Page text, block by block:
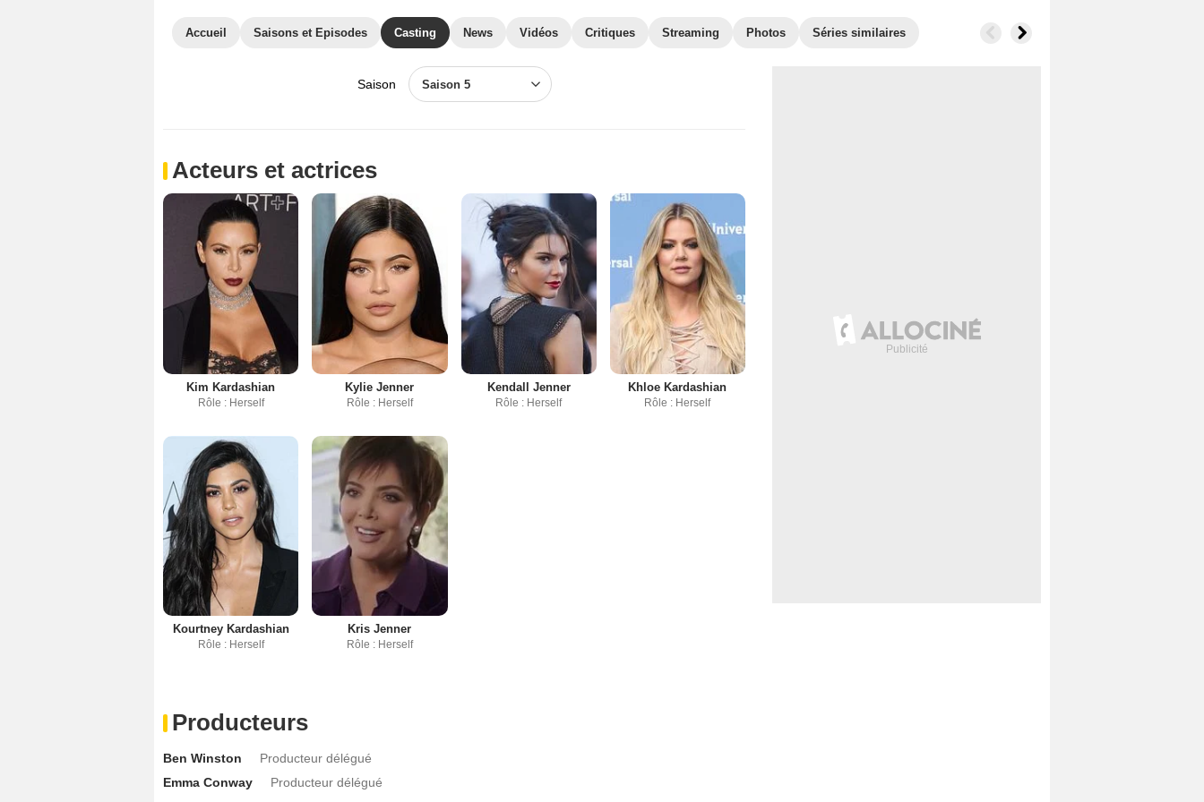
Accueil Saisons et Episodes Casting News Vidéos Critiques Streaming Photos Séries similaires
Saison Saison 5
Acteurs et actrices
Kim Kardashian
Rôle : Herself
Kylie Jenner
Rôle : Herself
Kendall Jenner
Rôle : Herself
Khloe Kardashian
Rôle : Herself
Kourtney Kardashian
Rôle : Herself
Kris Jenner
Rôle : Herself
Producteurs
Ben Winston
Producteur délégué
Emma Conway
Producteur délégué